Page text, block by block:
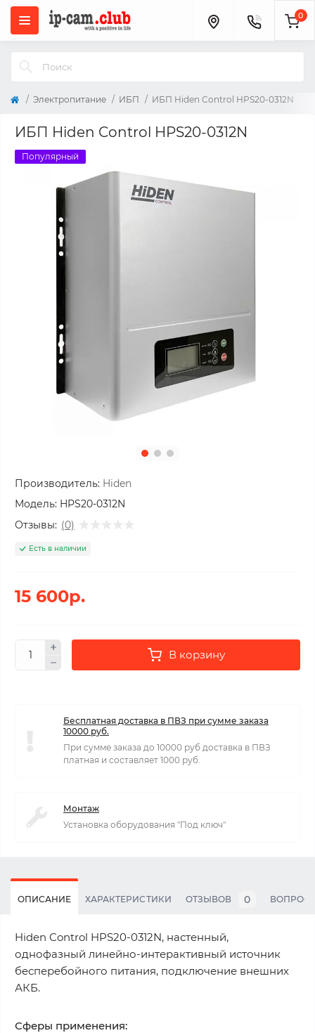
0
Электропитание ИБП ИБП Hiden Control HPS20-0312N
ИБП Hiden Control HPS20-0312N
Популярный
Производитель: Hiden
Модель: HPS20-0312N
Отзывы: (0)
Есть в наличии
15 600р.
В корзину
Бесплатная доставка в ПВЗ при сумме заказа
10000 руб.
При сумме заказа до 10000 руб доставка в ПВЗ
платная и составляет 1000 руб.
Монтаж
Установка оборудования "Под ключ"
ОПИСАНИЕ ХАРАКТЕРИСТИКИ ОТЗЫВОВ 0
Hiden Control HPS20-0312N, настенный,
однофазный линейно-интерактивный источник
бесперебойного питания, подключение внешних
АКБ.
Сферы применения: